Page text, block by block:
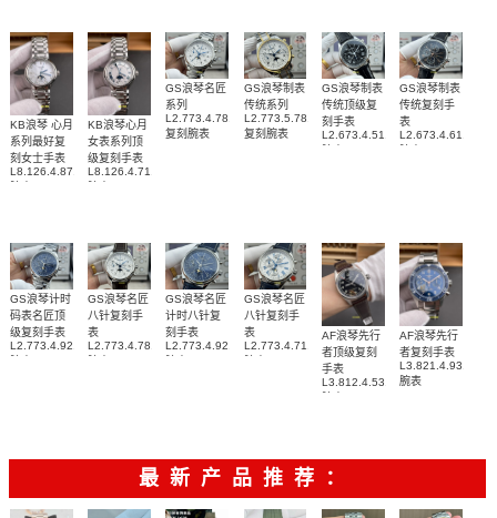
KB浪琴 心月
系列最好复
刻女士手表
L8.126.4.87.6
KB浪琴心月
女表系列顶
级复刻手表
L8.126.4.71.6
GS浪琴名匠
系列
L2.773.4.78.6
复刻腕表
GS浪琴制表
传统系列
L2.773.5.78.7
复刻腕表
GS浪琴制表
传统顶级复
刻手表
L2.673.4.51.7
GS浪琴制表
传统复刻手
表
L2.673.4.61.2
GS浪琴计时
码表名匠顶
级复刻手表
L2.773.4.92.6
GS浪琴名匠
八针复刻手
表
L2.773.4.78.3
GS浪琴名匠
计时八针复
刻手表
L2.773.4.92.0
GS浪琴名匠
八针复刻手
表
L2.773.4.71.2
AF浪琴先行
者顶级复刻
手表
L3.812.4.53.2
AF浪琴先行
者复刻手表
L3.821.4.93.6
腕表
最新产品推荐：